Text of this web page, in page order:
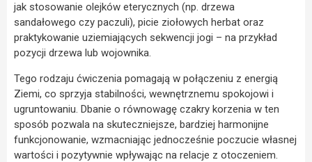
jak stosowanie olejków eterycznych (np. drzewa
sandałowego czy paczuli), picie ziołowych herbat oraz
praktykowanie uziemiających sekwencji jogi – na przykład
pozycji drzewa lub wojownika.
Tego rodzaju ćwiczenia pomagają w połączeniu z energią
Ziemi, co sprzyja stabilności, wewnętrznemu spokojowi i
ugruntowaniu. Dbanie o równowagę czakry korzenia w ten
sposób pozwala na skuteczniejsze, bardziej harmonijne
funkcjonowanie, wzmacniając jednocześnie poczucie własnej
wartości i pozytywnie wpływając na relacje z otoczeniem.